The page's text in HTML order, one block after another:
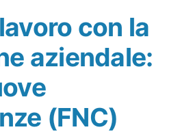
con la
aziendale:
(FNC)